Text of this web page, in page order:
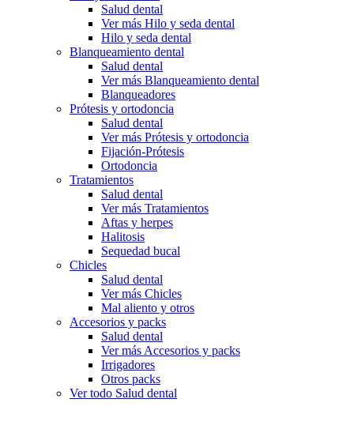
Salud dental
Ver más Hilo y seda dental
Hilo y seda dental
Blanqueamiento dental
Salud dental
Ver más Blanqueamiento dental
Blanqueadores
Prótesis y ortodoncia
Salud dental
Ver más Prótesis y ortodoncia
Fijación-Prótesis
Ortodoncia
Tratamientos
Salud dental
Ver más Tratamientos
Aftas y herpes
Halitosis
Sequedad bucal
Chicles
Salud dental
Ver más Chicles
Mal aliento y otros
Accesorios y packs
Salud dental
Ver más Accesorios y packs
Irrigadores
Otros packs
Ver todo Salud dental